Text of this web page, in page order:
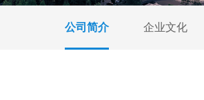
公司简介 企业文化